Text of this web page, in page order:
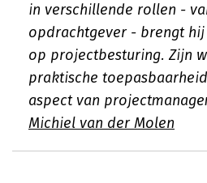
in verschillende rollen -
opdrachtgever - brengt
op projectbesturing. Zijn
praktische
aspect van
Michiel van der Molen